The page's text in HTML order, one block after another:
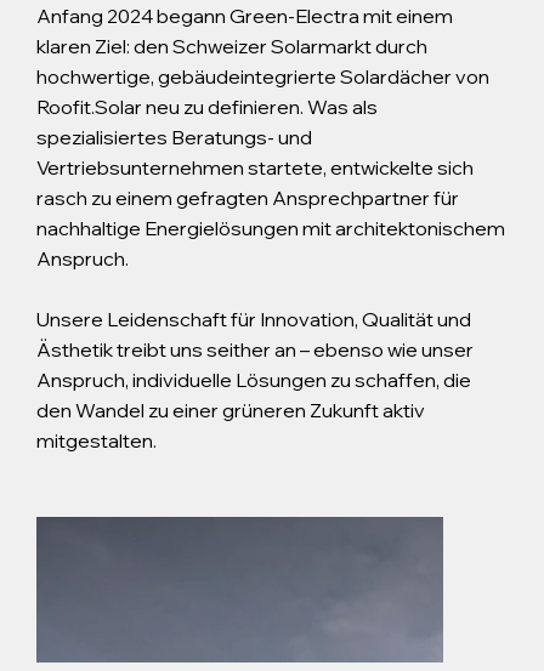
Anfang 2024 begann Green-Electra mit einem
klaren Ziel: den Schweizer Solarmarkt durch
hochwertige, gebäudeintegrierte Solardächer von
Roofit.Solar neu zu definieren. Was als
spezialisiertes Beratungs- und
Vertriebsunternehmen startete, entwickelte sich
rasch zu einem gefragten Ansprechpartner für
nachhaltige Energielösungen mit architektonischem
Anspruch.
Unsere Leidenschaft für Innovation, Qualität und
Ästhetik treibt uns seither an – ebenso wie unser
Anspruch, individuelle Lösungen zu schaffen, die
den Wandel zu einer grüneren Zukunft aktiv
mitgestalten.